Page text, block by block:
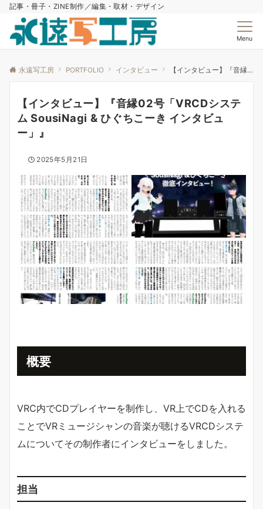
記事・冊子・ZINE制作／編集・取材・デザイン
Menu
永遠写工房 PORTFOLIO インタビュー 【インタビュー】『音縁02号「VRCDシステム SousiNagi & ひぐちこーき インタビュー」』
【インタビュー】『音縁02号「VRCDシステ
ム SousiNagi & ひぐちこーき インタビュ
ー」』
2025年5月21日
概要
VRC内でCDプレイヤーを制作し、VR上でCDを入れる
ことでVRミュージシャンの音楽が聴けるVRCDシステ
ムについてその制作者にインタビューをしました。
担当